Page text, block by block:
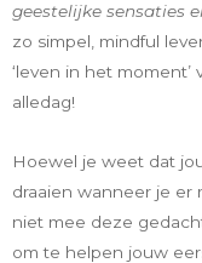
geestelijke sensaties
zo simpel, mindful
‘leven in het
alledag!
Hoewel je weet dat
draaien wanneer je er
niet mee deze
om te helpen jouw